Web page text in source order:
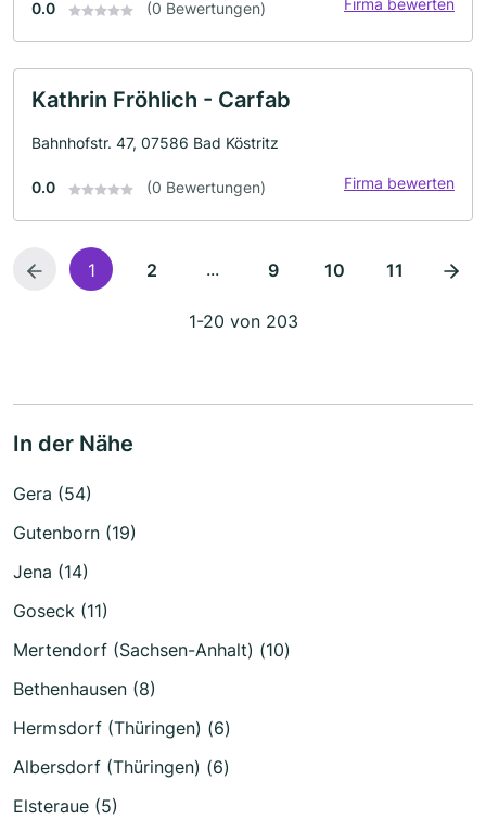
0.0 (0 Bewertungen) Firma bewerten
Kathrin Fröhlich - Carfab
Bahnhofstr. 47, 07586 Bad Köstritz
0.0 (0 Bewertungen) Firma bewerten
1 2 ... 9 10 11
1-20 von 203
In der Nähe
Gera (54)
Gutenborn (19)
Jena (14)
Goseck (11)
Mertendorf (Sachsen-Anhalt) (10)
Bethenhausen (8)
Hermsdorf (Thüringen) (6)
Albersdorf (Thüringen) (6)
Elsteraue (5)